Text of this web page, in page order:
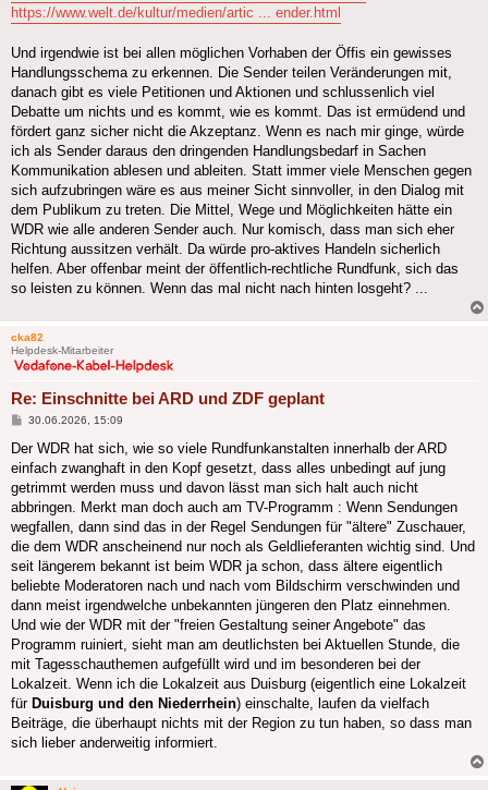
https://www.welt.de/kultur/medien/artic ... ender.html
Und irgendwie ist bei allen möglichen Vorhaben der Öffis ein gewisses
Handlungsschema zu erkennen. Die Sender teilen Veränderungen mit,
danach gibt es viele Petitionen und Aktionen und schlussenlich viel
Debatte um nichts und es kommt, wie es kommt. Das ist ermüdend und
fördert ganz sicher nicht die Akzeptanz. Wenn es nach mir ginge, würde
ich als Sender daraus den dringenden Handlungsbedarf in Sachen
Kommunikation ablesen und ableiten. Statt immer viele Menschen gegen
sich aufzubringen wäre es aus meiner Sicht sinnvoller, in den Dialog mit
dem Publikum zu treten. Die Mittel, Wege und Möglichkeiten hätte ein
WDR wie alle anderen Sender auch. Nur komisch, dass man sich eher
Richtung aussitzen verhält. Da würde pro-aktives Handeln sicherlich
helfen. Aber offenbar meint der öffentlich-rechtliche Rundfunk, sich das
so leisten zu können. Wenn das mal nicht nach hinten losgeht? ...
cka82
Helpdesk-Mitarbeiter
Re: Einschnitte bei ARD und ZDF geplant
Beitrag
30.06.2026, 15:09
Der WDR hat sich, wie so viele Rundfunkanstalten innerhalb der ARD
einfach zwanghaft in den Kopf gesetzt, dass alles unbedingt auf jung
getrimmt werden muss und davon lässt man sich halt auch nicht
abbringen. Merkt man doch auch am TV-Programm : Wenn Sendungen
wegfallen, dann sind das in der Regel Sendungen für "ältere" Zuschauer,
die dem WDR anscheinend nur noch als Geldlieferanten wichtig sind. Und
seit längerem bekannt ist beim WDR ja schon, dass ältere eigentlich
beliebte Moderatoren nach und nach vom Bildschirm verschwinden und
dann meist irgendwelche unbekannten jüngeren den Platz einnehmen.
Und wie der WDR mit der "freien Gestaltung seiner Angebote" das
Programm ruiniert, sieht man am deutlichsten bei Aktuellen Stunde, die
mit Tagesschauthemen aufgefüllt wird und im besonderen bei der
Lokalzeit. Wenn ich die Lokalzeit aus Duisburg (eigentlich eine Lokalzeit
für Duisburg und den Niederrhein) einschalte, laufen da vielfach
Beiträge, die überhaupt nichts mit der Region zu tun haben, so dass man
sich lieber anderweitig informiert.